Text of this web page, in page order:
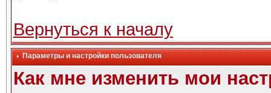
Вернуться к началу
Параметры и настройки пользователя
Как мне изменить мои